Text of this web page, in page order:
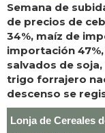
Semana de
de precios de
34%, maíz de
importación
salvados de
trigo forrajero
descenso se
Lonja de Cereales